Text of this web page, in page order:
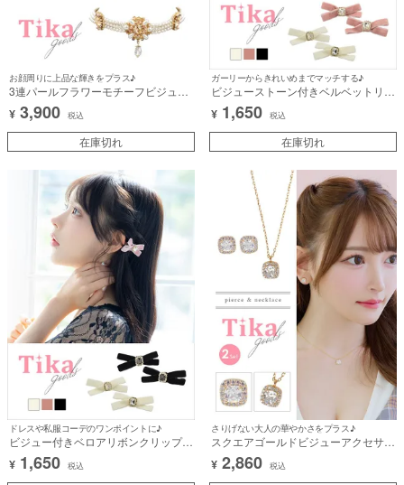
お顔周りに上品な輝きをプラス♪
3連パールフラワーモチーフビジュー
チョーカーネックレス
¥ 3,900 税込
在庫切れ
ガーリーからきれいめまでマッチする♪
ビジューストーン付きベルベットリボ
ンクリップ2個セットヘアアクセサリ
ー
¥ 1,650 税込
在庫切れ
ドレスや私服コーデのワンポイントに♪
ビジュー付きベロアリボンクリップ2
個セットヘアアクセサリー
¥ 1,650 税込
さりげない大人の華やかさをプラス♪
スクエアゴールドビジューアクセサリ
ー2点セット [ネックレス＋ピアス]
¥ 2,860 税込